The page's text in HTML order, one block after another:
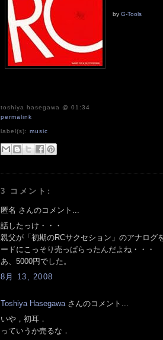
by G-Tools
toshiya hasegawa @ 01:34
permalink
label(s):music
3 コメント:
匿名 さんのコメント...
話したっけ・・・
親父が「初期のRCサクセション」のアナログ
ードにこっそり売っぱらったんだよね・・・
あ、5000円でした。
8月 13, 2008
Toshiya Hasegawa さんのコメント...
いや，初耳．
っていうか売るな．